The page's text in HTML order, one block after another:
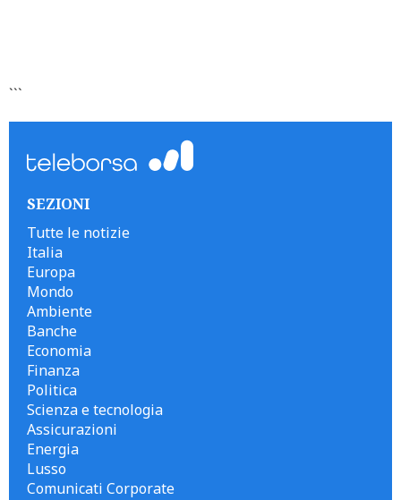
```
SEZIONI
Tutte le notizie
Italia
Europa
Mondo
Ambiente
Banche
Economia
Finanza
Politica
Scienza e tecnologia
Assicurazioni
Energia
Lusso
Comunicati Corporate